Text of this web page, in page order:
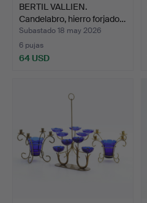
BERTIL VALLIEN.
Candelabro, hierro forjado…
Subastado 18 may 2026
6 pujas
64 USD